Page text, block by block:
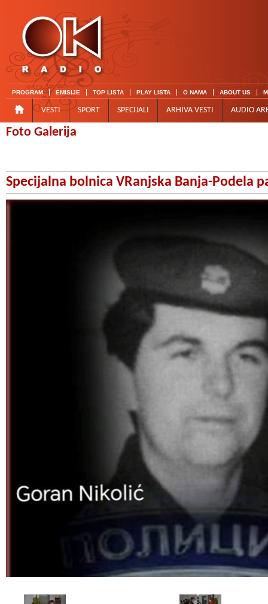
PROGRAM EMISIJE TOP LISTA PLAY LISTA O NAMA ABOUT US
VESTI SPORT SPECIJALI ARHIVA VESTI AUDIO
Foto Galerija
Specijalna bolnica VRanjska Banja-Podela